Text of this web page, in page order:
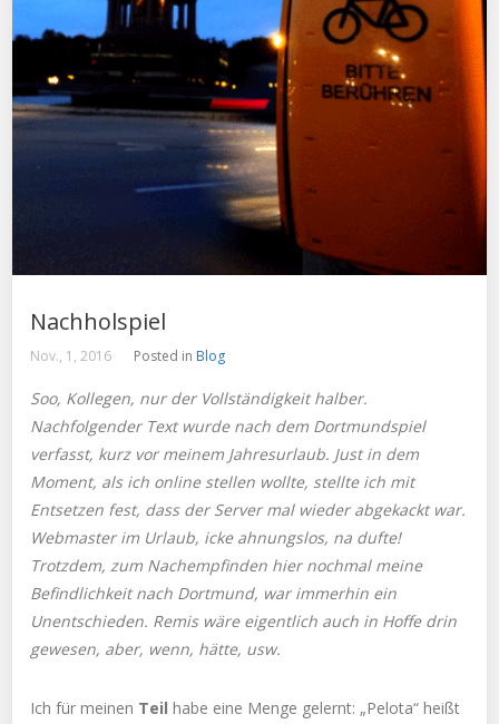
Nachholspiel
Nov., 1, 2016 Posted in Blog
Soo, Kollegen, nur der Vollständigkeit halber.
Nachfolgender Text wurde nach dem Dortmundspiel
verfasst, kurz vor meinem Jahresurlaub. Just in dem
Moment, als ich online stellen wollte, stellte ich mit
Entsetzen fest, dass der Server mal wieder abgekackt war.
Webmaster im Urlaub, icke ahnungslos, na dufte!
Trotzdem, zum Nachempfinden hier nochmal meine
Befindlichkeit nach Dortmund, war immerhin ein
Unentschieden. Remis wäre eigentlich auch in Hoffe drin
gewesen, aber, wenn, hätte, usw.
Ich für meinen Teilhabe eine Menge gelernt: „Pelota“ heißt